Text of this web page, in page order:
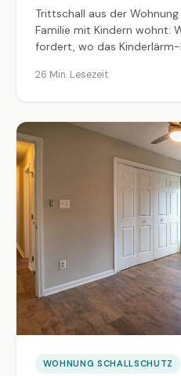
Trittschall aus der
Familie mit Kindern wohnt:
fordert, wo das Kinderlärm-
53 dB überschritten
26 Min. Lesezeit
WOHNUNG SCHALLSCHUTZ